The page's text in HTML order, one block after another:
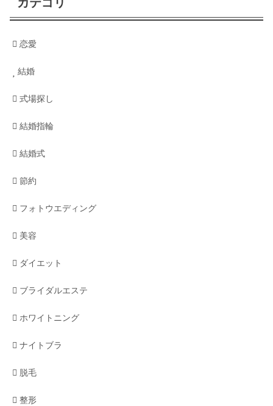
恋愛
結婚
式場探し
結婚指輪
結婚式
節約
フォトウエディング
美容
ダイエット
ブライダルエステ
ホワイトニング
ナイトブラ
脱毛
整形